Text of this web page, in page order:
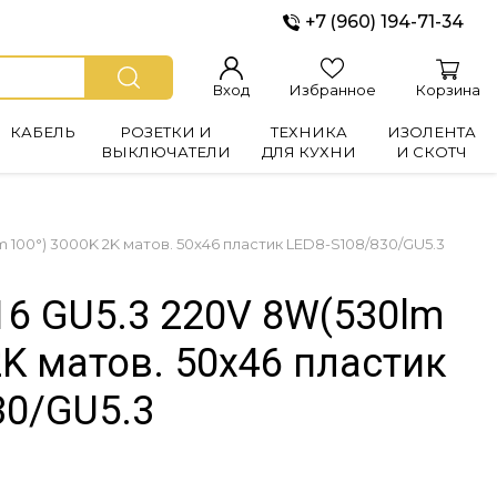
+7 (960) 194-71-34
Вход Избранное Корзина
КАБЕЛЬ
РОЗЕТКИ И
ВЫКЛЮЧАТЕЛИ
ТЕХНИКА
ДЛЯ КУХНИ
ИЗОЛЕНТА
И СКОТЧ
100°) 3000K 2K матов. 50x46 пластик LED8-S108/830/GU5.3
GU5.3 220V 8W(530lm
матов. 50x46 пластик
GU5.3